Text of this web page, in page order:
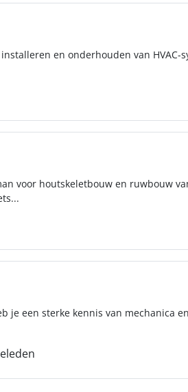
en onderhouden van HVAC-
voor houtskeletbouw en ruwbouw
je een sterke kennis van mechanica